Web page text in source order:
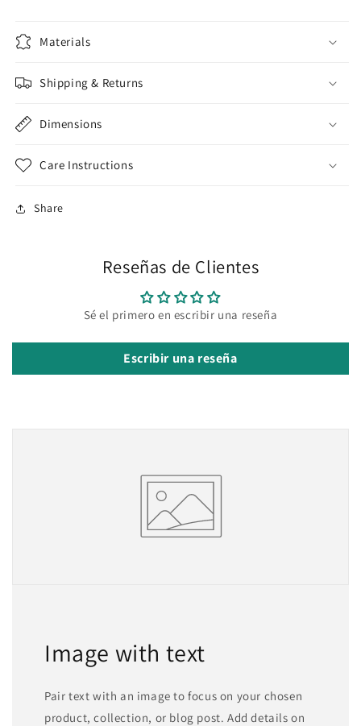
Materials
Shipping & Returns
Dimensions
Care Instructions
Share
Reseñas de Clientes
Sé el primero en escribir una reseña
Escribir una reseña
Image with text
Pair text with an image to focus on your chosen
product, collection, or blog post. Add details on